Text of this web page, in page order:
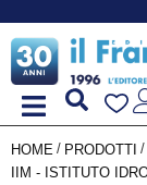
HOME / PRODOTTI /
IIM - ISTITUTO